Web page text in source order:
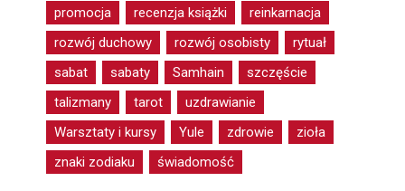
promocja
recenzja książki
reinkarnacja
rozwój duchowy
rozwój osobisty
rytuał
sabat
sabaty Samhain
szczęście
talizmany
tarot
uzdrawianie
Warsztaty i kursy
Yule zdrowie
zioła
znaki zodiaku
świadomość